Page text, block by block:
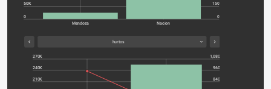
0
50K
0
150
Mendoza Nacion
hurtos
210K
240K
270K
840
960
1,080